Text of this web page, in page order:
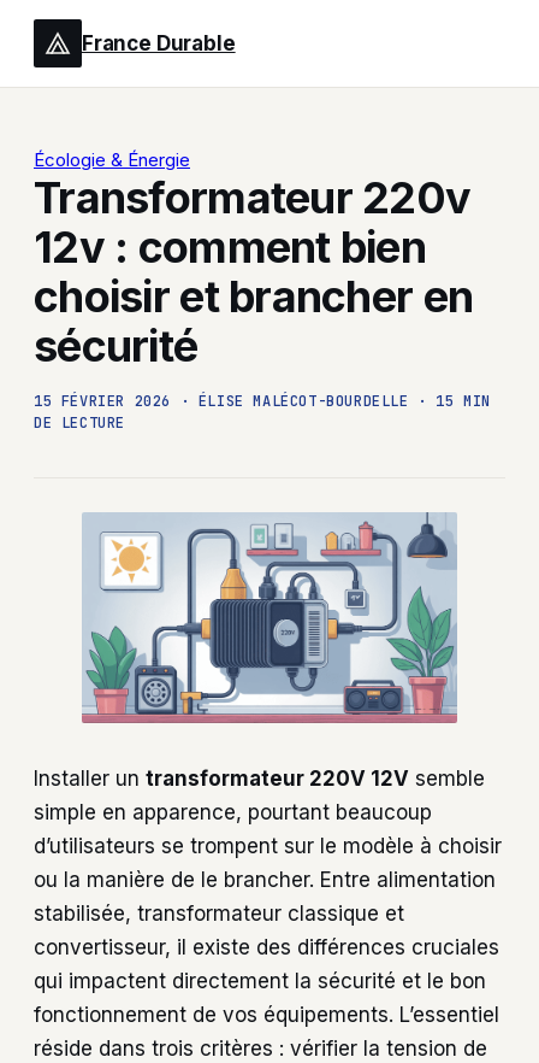
France Durable
Écologie & Énergie
Transformateur 220v
12v : comment bien
choisir et brancher en
sécurité
15 FÉVRIER 2026 · ÉLISE MALÉCOT-BOURDELLE ·
15 MIN
DE LECTURE
Installer un transformateur 220V 12V semble
simple en apparence, pourtant beaucoup
d’utilisateurs se trompent sur le modèle à choisir
ou la manière de le brancher. Entre alimentation
stabilisée, transformateur classique et
convertisseur, il existe des différences cruciales
qui impactent directement la sécurité et le bon
fonctionnement de vos équipements. L’essentiel
réside dans trois critères : vérifier la tension de